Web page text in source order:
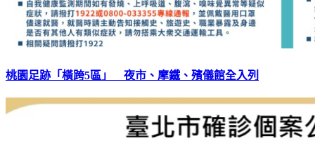
桃園足跡「橫跨5區」 夜市、摩鐵、殯儀館全入列